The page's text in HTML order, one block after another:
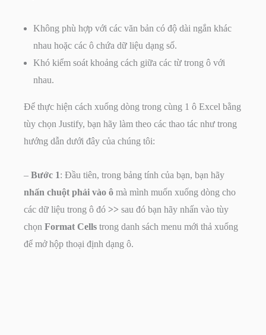
Không phù hợp với các văn bản có độ dài ngắn khác
nhau hoặc các ô chứa dữ liệu dạng số.
Khó kiểm soát khoảng cách giữa các từ trong ô với
nhau.
Để thực hiện cách xuống dòng trong cùng 1 ô Excel bằng
tùy chọn Justify, bạn hãy làm theo các thao tác như trong
hướng dẫn dưới đây của chúng tôi:
– Bước 1: Đầu tiên, trong bảng tính của bạn, bạn hãy
nhấn chuột phải vào ô mà mình muốn xuống dòng cho
các dữ liệu trong ô đó >> sau đó bạn hãy nhấn vào tùy
chọn Format Cells trong danh sách menu mới thả xuống
để mở hộp thoại định dạng ô.